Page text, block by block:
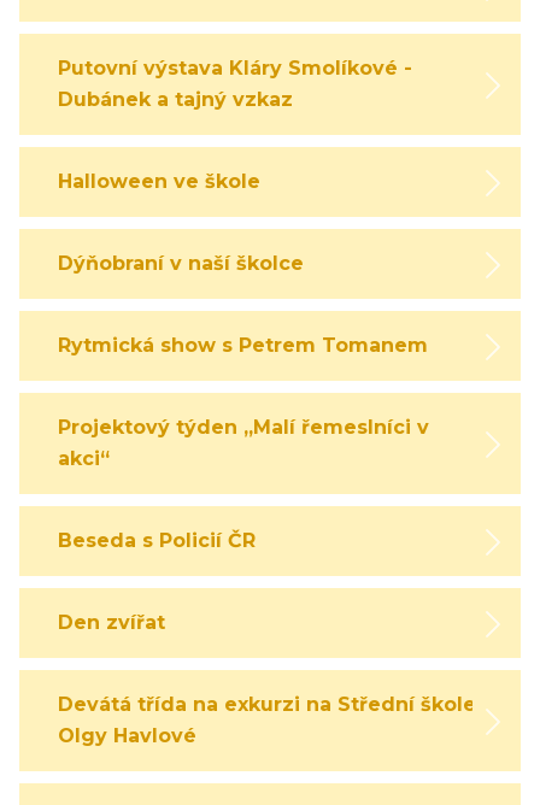
Putovní výstava Kláry Smolíkové -
Dubánek a tajný vzkaz
Halloween ve škole
Dýňobraní v naší školce
Rytmická show s Petrem Tomanem
Projektový týden „Malí řemeslníci v
akci“
Beseda s Policií ČR
Den zvířat
Devátá třída na exkurzi na Střední škole
Olgy Havlové